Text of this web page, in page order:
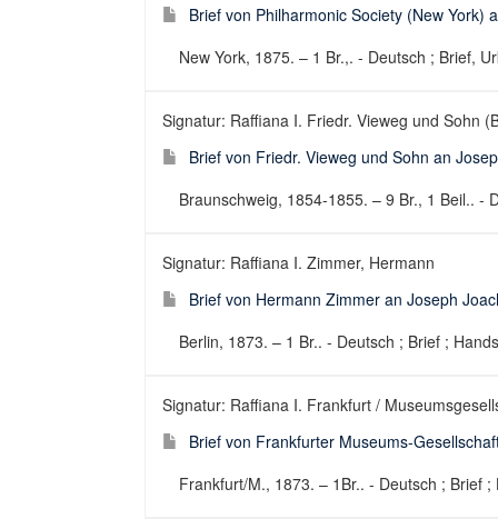
Brief von Philharmonic Society (New York)
New York, 1875. – 1 Br.,. - Deutsch ; Brief,
Signatur: Raffiana I. Friedr. Vieweg und Sohn
Brief von Friedr. Vieweg und Sohn an
Braunschweig, 1854-1855. – 9 Br., 1 Beil.. -
Signatur: Raffiana I. Zimmer, Hermann
Brief von Hermann Zimmer an Joseph
Berlin, 1873. – 1 Br.. - Deutsch ; Brief ;
Signatur: Raffiana I. Frankfurt /
Brief von Frankfurter Museums-
Frankfurt/M., 1873. – 1Br.. - Deutsch ; Brief ;